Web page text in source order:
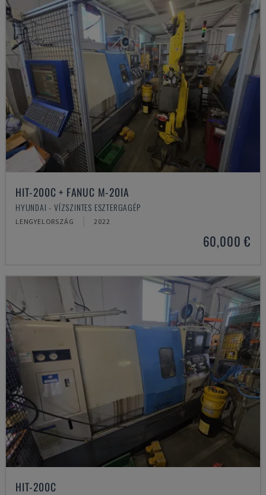
HIT-200C + FANUC M-20IA
HYUNDAI - VÍZSZINTES ESZTERGAGÉP
LENGYELORSZÁG 2022
60,000 €
HIT-200C